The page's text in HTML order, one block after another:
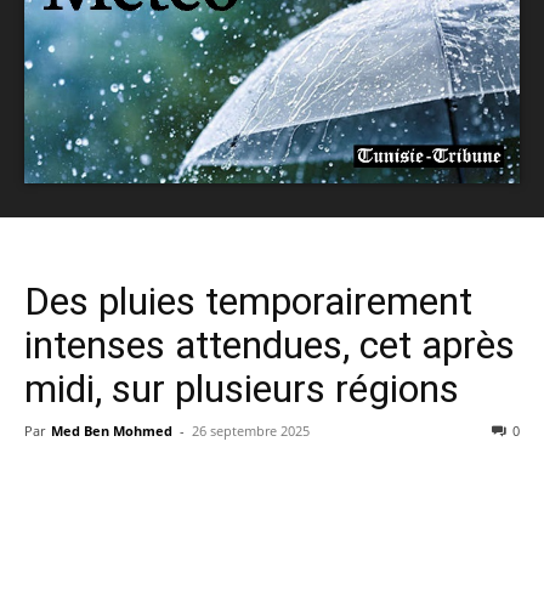
Des pluies temporairement
intenses attendues, cet après
midi, sur plusieurs régions
Par Med Ben Mohmed - 26 septembre 2025 0